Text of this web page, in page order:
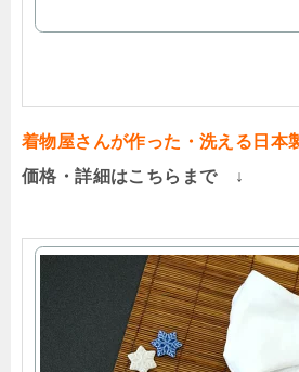
着物屋さんが作った・洗える日本
価格・詳細はこちらまで ↓